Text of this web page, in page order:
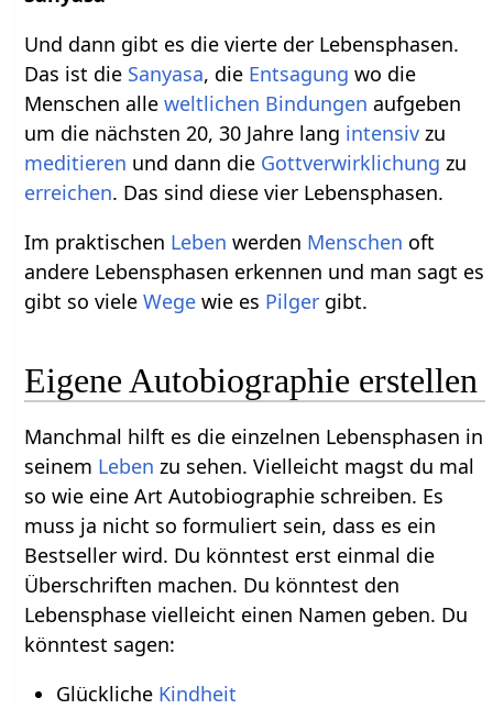
Und dann gibt es die vierte der Lebensphasen.
Das ist die Sanyasa, die Entsagung wo die
Menschen alleweltlichen Bindungen aufgeben
um die nächsten 20, 30 Jahre lang intensiv zu
meditieren und dann die Gottverwirklichung zu
erreichen. Das sind diese vier Lebensphasen.
Im praktischen Leben werden Menschen oft
andere Lebensphasen erkennen und man sagt es
gibt so vieleWege wie es Pilger gibt.
Eigene Autobiographie erstellen
Manchmal hilft es die einzelnen Lebensphasen in
seinem Leben zu sehen. Vielleicht magst du mal
so wie eine Art Autobiographie schreiben. Es
muss ja nicht so formuliert sein, dass es ein
Bestseller wird. Du könntest erst einmal die
Überschriften machen. Du könntest den
Lebensphase vielleicht einen Namen geben. Du
könntest sagen:
Glückliche Kindheit